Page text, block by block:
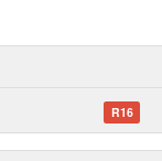
R16